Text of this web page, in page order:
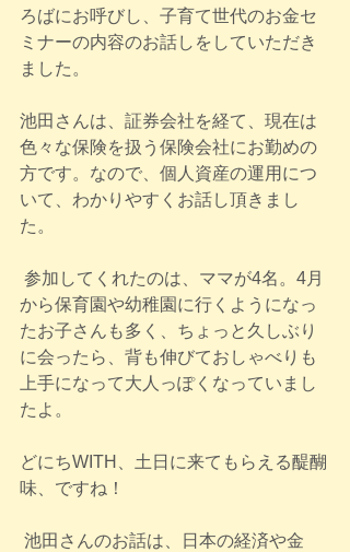
ろばにお呼びし、子育て世代のお金セ
ミナーの内容のお話しをしていただき
ました。
池田さんは、証券会社を経て、現在は
色々な保険を扱う保険会社にお勤めの
方です。なので、個人資産の運用につ
いて、わかりやすくお話し頂きまし
た。
から保育園や幼稚園に行くようになっ
たお子さんも多く、ちょっと久しぶり
に会ったら、背も伸びておしゃべりも
上手になって大人っぽくなっていまし
たよ。
どにちWITH、土日に来てもらえる醍醐
味、ですね！